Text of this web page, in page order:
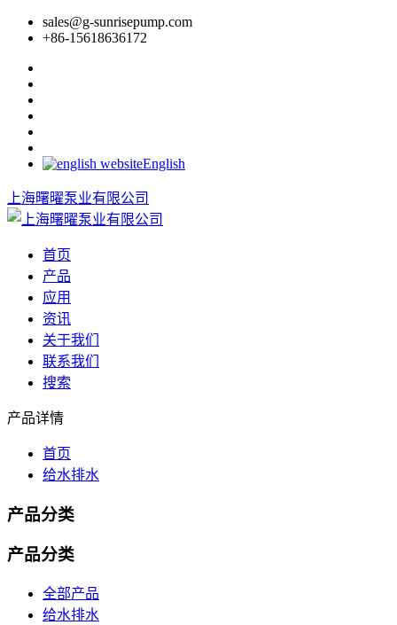
sales@g-sunrisepump.com
+86-15618636172
English
上海曙曜泵业有限公司
首页
产品
应用
资讯
关于我们
联系我们
搜索
产品详情
首页
给水排水
产品分类
产品分类
全部产品
给水排水